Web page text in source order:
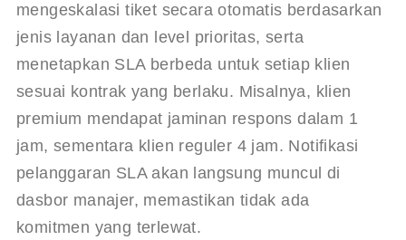
mengeskalasi tiket secara otomatis berdasarkan
jenis layanan dan level prioritas, serta
menetapkan SLA berbeda untuk setiap klien
sesuai kontrak yang berlaku. Misalnya, klien
premium mendapat jaminan respons dalam 1
jam, sementara klien reguler 4 jam. Notifikasi
pelanggaran SLA akan langsung muncul di
dasbor manajer, memastikan tidak ada
komitmen yang terlewat.